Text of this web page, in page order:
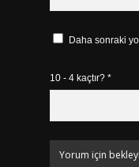
Daha sonraki
10 - 4 kaçtır? *